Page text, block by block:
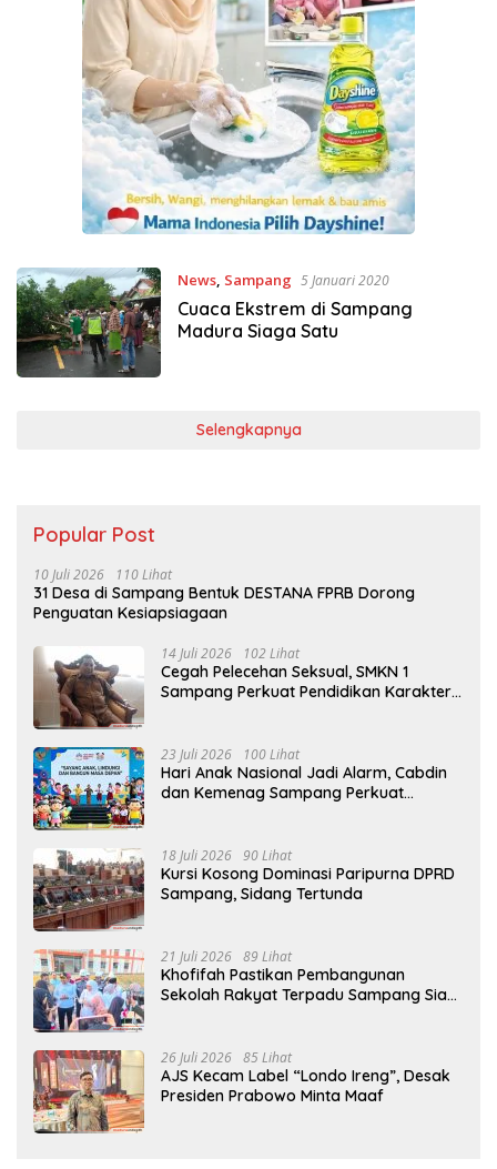
News, Sampang 5 Januari 2020
Cuaca Ekstrem di Sampang
Madura Siaga Satu
Selengkapnya
Popular Post
10 Juli 2026 110 Lihat
31 Desa di Sampang Bentuk DESTANA FPRB Dorong
Penguatan Kesiapsiagaan
14 Juli 2026 102 Lihat
Cegah Pelecehan Seksual, SMKN 1
Sampang Perkuat Pendidikan Karakter
23 Juli 2026 100 Lihat
Hari Anak Nasional Jadi Alarm, Cabdin
dan Kemenag Sampang Perkuat
18 Juli 2026 90 Lihat
Kursi Kosong Dominasi Paripurna DPRD
Sampang, Sidang Tertunda
21 Juli 2026 89 Lihat
Khofifah Pastikan Pembangunan
Sekolah Rakyat Terpadu Sampang Siap
26 Juli 2026 85 Lihat
AJS Kecam Label “Londo Ireng”, Desak
Presiden Prabowo Minta Maaf